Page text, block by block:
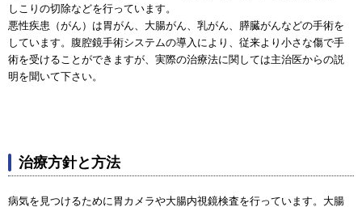
しこりの切除などを行っています。
悪性疾患（がん）は胃がん、大腸がん、乳がん、膵臓がんなどの手術を
しています。腹腔鏡手術システムの導入により、従来より小さな傷で手
術を受けることができますが、実際の治療法に関しては主治医からの説
明を聞いて下さい。
治療方針と方法
病気を見つけるために胃カメラや大腸内視鏡検査を行っています。大腸